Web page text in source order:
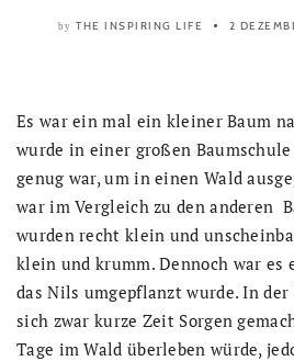
by THE INSPIRING LIFE 2
Es war ein mal ein kleiner Baum
wurde in einer großen
genug war, um in einen Wald
war im Vergleich zu den anderen
wurden recht klein und
klein und krumm. Dennoch war es
das Nils umgepflanzt wurde. In
sich zwar kurze Zeit Sorgen
Tage im Wald überleben würde,